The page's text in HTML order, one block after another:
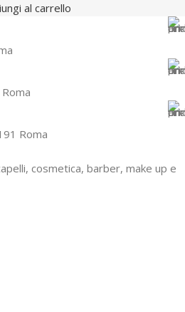
al carrello
Roma
cosmetica, barber, make up e